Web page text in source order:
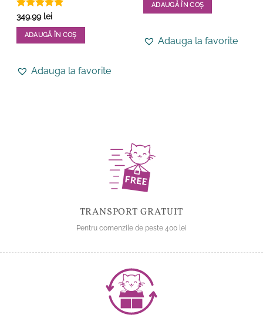
Evaluat la
5din 5
349.99 lei
ADAUGĂ ÎN COȘ
Adauga la favorite
ADAUGĂ ÎN COȘ
Adauga la favorite
TRANSPORT GRATUIT
Pentru comenzile de peste 400 lei